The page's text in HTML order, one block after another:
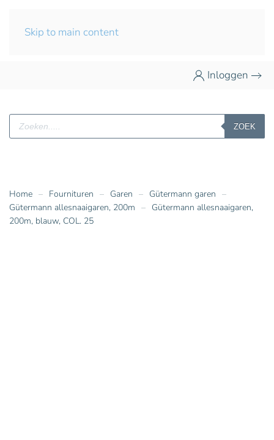
Skip to main content
Inloggen
Producten
zoeken
ZOEK
Home Fournituren Garen
Gütermann garen
Gütermann allesnaaigaren, 200m
Gütermann allesnaaigaren,
200m, blauw, COL. 25